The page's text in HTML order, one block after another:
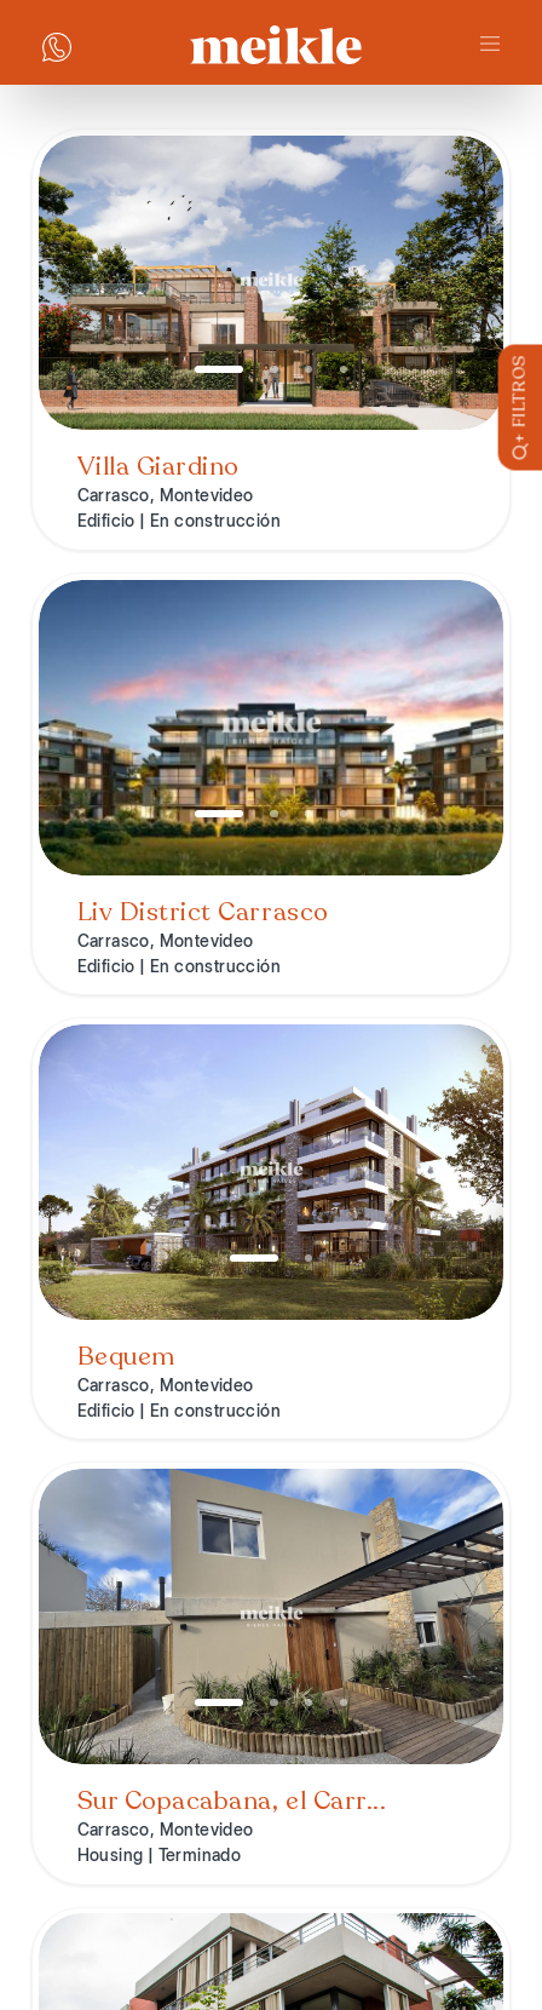
+ FILTROS
Villa Giardino
Carrasco, Montevideo
Edificio | En construcción
Liv District Carrasco
Carrasco, Montevideo
Edificio | En construcción
Bequem
Carrasco, Montevideo
Edificio | En construcción
Sur Copacabana, el Carr...
Carrasco, Montevideo
Housing | Terminado